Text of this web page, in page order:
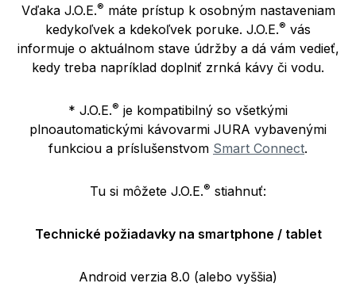
Vďaka J.O.E.® máte prístup k osobným nastaveniam
kedykoľvek a kdekoľvek poruke. J.O.E.® vás
informuje o aktuálnom stave údržby a dá vám vedieť,
kedy treba napríklad doplniť zrnká kávy či vodu.
* J.O.E.® je kompatibilný so všetkými
plnoautomatickými kávovarmi JURA vybavenými
funkciou a príslušenstvom Smart Connect.
Tu si môžete J.O.E.® stiahnuť:
Technické požiadavky na smartphone / tablet
Android verzia 8.0 (alebo vyššia)